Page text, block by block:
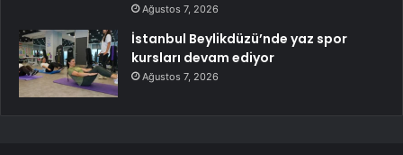
Ağustos 7, 2026
İstanbul Beylikdüzü’nde yaz spor
kursları devam ediyor
Ağustos 7, 2026